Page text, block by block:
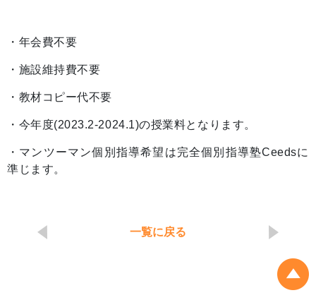
・年会費不要
・施設維持費不要
・教材コピー代不要
・今年度(2023.2-2024.1)の授業料となります。
・マンツーマン個別指導希望は完全個別指導塾Ceedsに
準じます。
一覧に戻る